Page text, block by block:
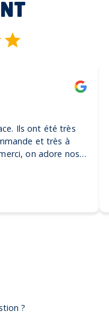
Ils ont été très
et très à
on adore nos
?